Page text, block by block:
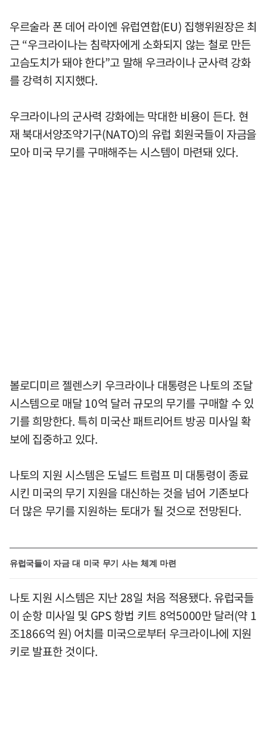
우르술라 폰 데어 라이엔 유럽연합(EU) 집행위원장은 최
근 “우크라이나는 침략자에게 소화되지 않는 철로 만든
고슴도치가 돼야 한다”고 말해 우크라이나 군사력 강화
를 강력히 지지했다.
우크라이나의 군사력 강화에는 막대한 비용이 든다. 현
재 북대서양조약기구(NATO)의 유럽 회원국들이 자금을
모아 미국 무기를 구매해주는 시스템이 마련돼 있다.
볼로디미르 젤렌스키 우크라이나 대통령은 나토의 조달
시스템으로 매달 10억 달러 규모의 무기를 구매할 수 있
기를 희망한다. 특히 미국산 패트리어트 방공 미사일 확
보에 집중하고 있다.
나토의 지원 시스템은 도널드 트럼프 미 대통령이 종료
시킨 미국의 무기 지원을 대신하는 것을 넘어 기존보다
더 많은 무기를 지원하는 토대가 될 것으로 전망된다.
유럽국들이 자금 대 미국 무기 사는 체계 마련
나토 지원 시스템은 지난 28일 처음 적용됐다. 유럽국들
이 순항 미사일 및 GPS 항법 키트 8억5000만 달러(약 1
조1866억 원) 어치를 미국으로부터 우크라이나에 지원
키로 발표한 것이다.